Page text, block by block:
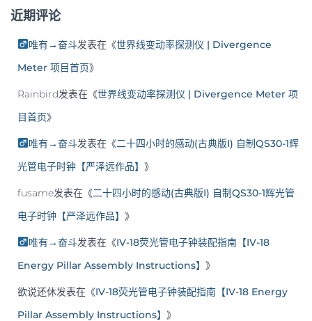
近期评论
唯有→奋斗发表在《世界线变动率探测仪 | Divergence
Meter 项目首页》
Rainbird发表在《世界线变动率探测仪 | Divergence Meter 项
目首页》
唯有→奋斗发表在《二十四小时的感动(古典版I) 自制QS30-1辉
光管电子时钟【严泽远作品】 》
fusame发表在《二十四小时的感动(古典版I) 自制QS30-1辉光管
电子时钟【严泽远作品】 》
唯有→奋斗发表在《IV-18荧光管电子钟装配指南【IV-18
Energy Pillar Assembly Instructions】 》
欲说还休发表在《IV-18荧光管电子钟装配指南【IV-18 Energy
Pillar Assembly Instructions】 》